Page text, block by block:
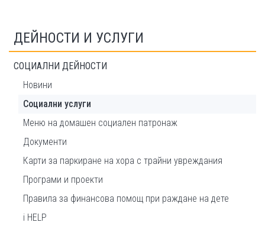
ДЕЙНОСТИ И УСЛУГИ
СОЦИАЛНИ ДЕЙНОСТИ
Новини
Социални услуги
Меню на домашeн социален патронаж
Документи
Карти за паркиране на хора с трайни увреждания
Програми и проекти
Правила за финансова помощ при раждане на дете
i HELP